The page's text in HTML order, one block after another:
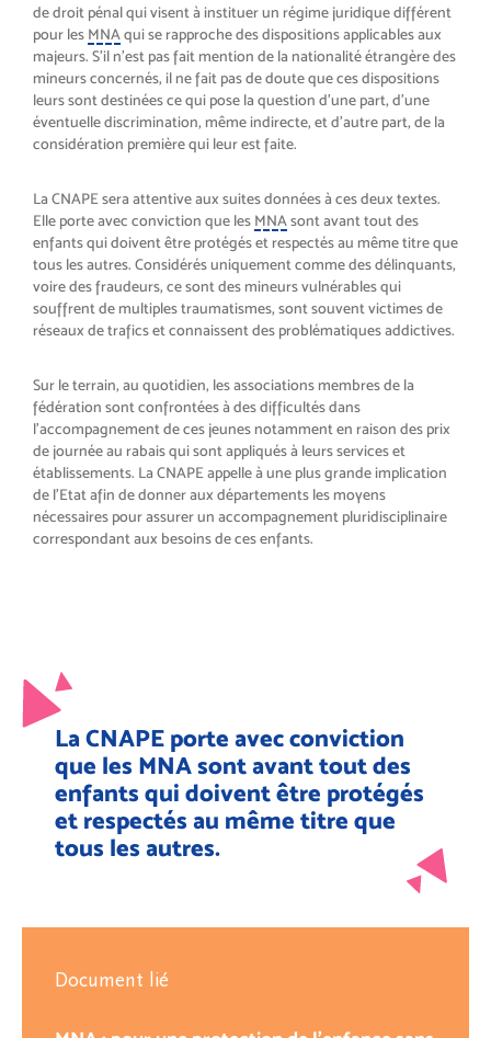
de droit pénal qui visent à instituer un régime juridique différent
pour les MNA qui se rapproche des dispositions applicables aux
majeurs. S’il n’est pas fait mention de la nationalité étrangère des
mineurs concernés, il ne fait pas de doute que ces dispositions
leurs sont destinées ce qui pose la question d’une part, d’une
éventuelle discrimination, même indirecte, et d’autre part, de la
considération première qui leur est faite.
La CNAPE sera attentive aux suites données à ces deux textes.
Elle porte avec conviction que les MNA sont avant tout des
enfants qui doivent être protégés et respectés au même titre que
tous les autres. Considérés uniquement comme des délinquants,
voire des fraudeurs, ce sont des mineurs vulnérables qui
souffrent de multiples traumatismes, sont souvent victimes de
réseaux de trafics et connaissent des problématiques addictives.
Sur le terrain, au quotidien, les associations membres de la
fédération sont confrontées à des difficultés dans
l’accompagnement de ces jeunes notamment en raison des prix
de journée au rabais qui sont appliqués à leurs services et
établissements. La CNAPE appelle à une plus grande implication
de l’Etat afin de donner aux départements les moyens
nécessaires pour assurer un accompagnement pluridisciplinaire
correspondant aux besoins de ces enfants.
La CNAPE porte avec conviction
que les MNA sont avant tout des
enfants qui doivent être protégés
et respectés au même titre que
tous les autres.
Document lié